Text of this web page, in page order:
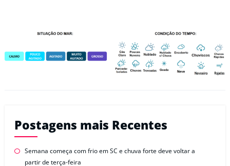
Postagens mais Recentes
Semana começa com frio em SC e chuva forte deve voltar a
partir de terça-feira